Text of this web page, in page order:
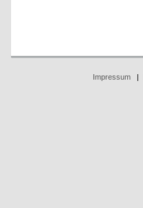
Impressum|